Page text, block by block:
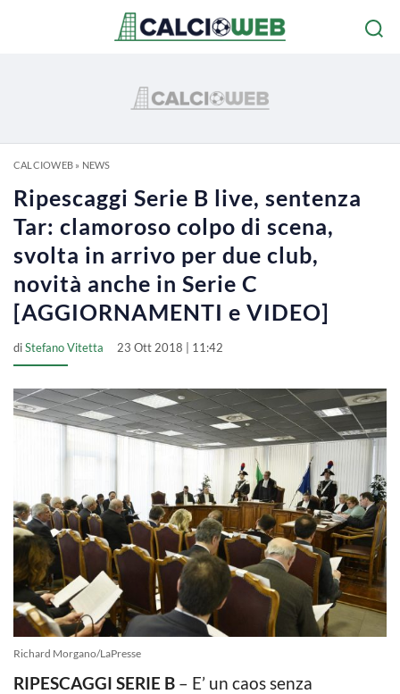
CALCIOWEB» NEWS
Ripescaggi Serie B live, sentenza
Tar: clamoroso colpo di scena,
svolta in arrivo per due club,
novità anche in Serie C
[AGGIORNAMENTI e VIDEO]
diStefano Vitetta 23 Ott 2018 | 11:42
Richard Morgano/LaPresse
RIPESCAGGI SERIE B – E’ un caos senza